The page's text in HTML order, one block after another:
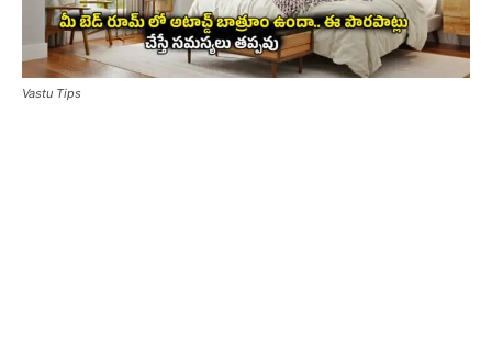
Vastu Tips